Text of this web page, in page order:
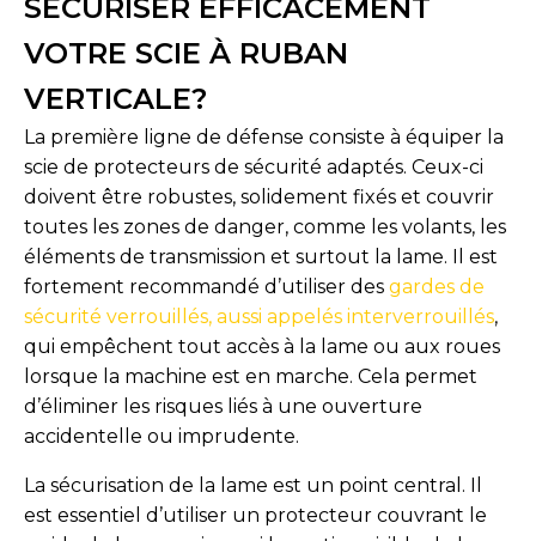
SÉCURISER EFFICACEMENT
VOTRE SCIE À RUBAN
VERTICALE?
La première ligne de défense consiste à équiper la
scie de protecteurs de sécurité adaptés. Ceux-ci
doivent être robustes, solidement fixés et couvrir
toutes les zones de danger, comme les volants, les
éléments de transmission et surtout la lame. Il est
fortement recommandé d’utiliser des gardes de
sécurité verrouillés, aussi appelés interverrouillés,
qui empêchent tout accès à la lame ou aux roues
lorsque la machine est en marche. Cela permet
d’éliminer les risques liés à une ouverture
accidentelle ou imprudente.
La sécurisation de la lame est un point central. Il
est essentiel d’utiliser un protecteur couvrant le